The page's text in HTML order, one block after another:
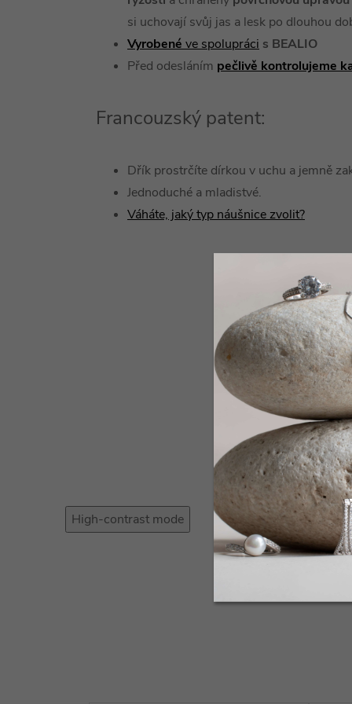
si uchovají svůj jas a lesk po dlouhou
Vyrobené ve spolupráci s BEALIO
Před odesláním pečlivě kontrolujeme
Francouzský patent:
Dřík prostrčíte dírkou v uchu a jemně
Jednoduché a mladistvé.
Váháte, jaký typ náušnice zvolit?
High-contrast mode